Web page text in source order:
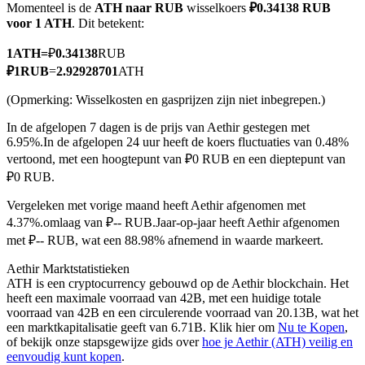
USDC-futures
Kopiëren Handel
Momenteel is de ATH naar RUB wisselkoers ₽0.34138 RUB
voor 1 ATH. Dit betekent:
1ATH=₽0.34138RUB
₽1RUB=2.92928701ATH
(Opmerking: Wisselkosten en gasprijzen zijn niet inbegrepen.)
In de afgelopen 7 dagen is de prijs van Aethir gestegen met
6.95%.In de afgelopen 24 uur heeft de koers fluctuaties van 0.48%
vertoond, met een hoogtepunt van ₽0 RUB en een dieptepunt van
₽0 RUB.
Vergeleken met vorige maand heeft Aethir afgenomen met
4.37%.omlaag van ₽-- RUB.Jaar-op-jaar heeft Aethir afgenomen
met ₽-- RUB, wat een 88.98% afnemend in waarde markeert.
Aethir Marktstatistieken
ATH is een cryptocurrency gebouwd op de Aethir blockchain. Het
heeft een maximale voorraad van 42B, met een huidige totale
voorraad van 42B en een circulerende voorraad van 20.13B, wat het
een marktkapitalisatie geeft van 6.71B. Klik hier om Nu te Kopen,
of bekijk onze stapsgewijze gids overhoe je Aethir (ATH) veilig en
eenvoudig kunt kopen.